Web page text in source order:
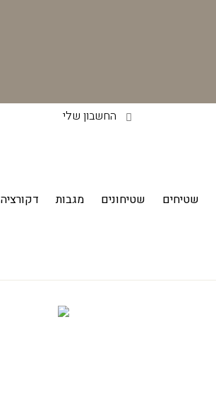
החשבון שלי
שטיחים שטיחונים מגבות דקורציה